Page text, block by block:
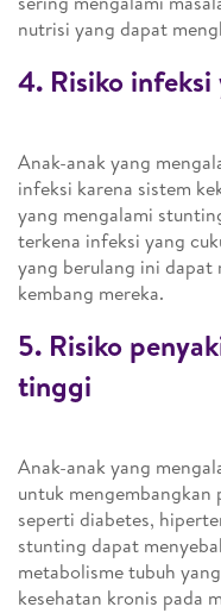
nutrisi yang dapat
4. Risiko
Anak-anak yang
infeksi karena sistem
yang mengalami
terkena infeksi yang
yang berulang ini dapat
kembang mereka.
5. Risiko
tinggi
Anak-anak yang
untuk
seperti diabetes,
stunting dapat
metabolisme tubuh
kesehatan kronis pada